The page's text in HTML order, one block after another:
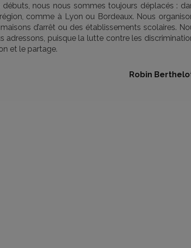
nous nous sommes toujours déplacés :
comme à Lyon ou Bordeaux. Nous
d’arrêt ou des établissements scolaires.
adressons, puisque la lutte contre les
et le partage.
Robin